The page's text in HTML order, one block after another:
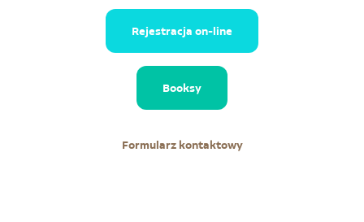
Rejestracja on-line
Formularz kontaktowy
Booksy